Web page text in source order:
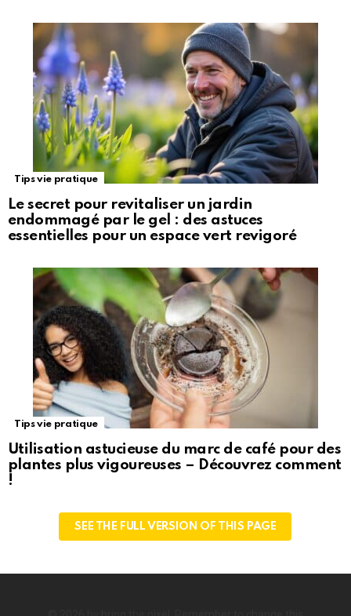
Tips vie pratique
Le secret pour revitaliser un jardin
endommagé par le gel : des astuces
essentielles pour un espace vert revigoré
Tips vie pratique
Utilisation astucieuse du marc de café pour des
plantes plus vigoureuses – Découvrez comment
!
SEE THE FULL VERSION OF THIS PAGE